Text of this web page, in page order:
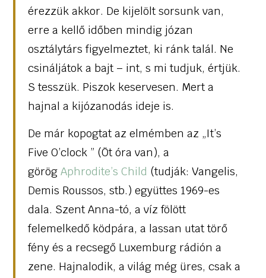
érezzük akkor. De kijelölt sorsunk van,
erre a kellő időben mindig józan
osztálytárs figyelmeztet, ki ránk talál. Ne
csináljátok a bajt – int, s mi tudjuk, értjük.
S tesszük. Piszok keservesen. Mert a
hajnal a kijózanodás ideje is.
De már kopogtat az elmémben az „It’s
Five O’clock ” (Öt óra van), a
görög Aphrodite’s Child (tudják: Vangelis,
Demis Roussos, stb.) együttes 1969-es
dala. Szent Anna-tó, a víz fölött
felemelkedő ködpára, a lassan utat törő
fény és a recsegő Luxemburg rádión a
zene. Hajnalodik, a világ még üres, csak a